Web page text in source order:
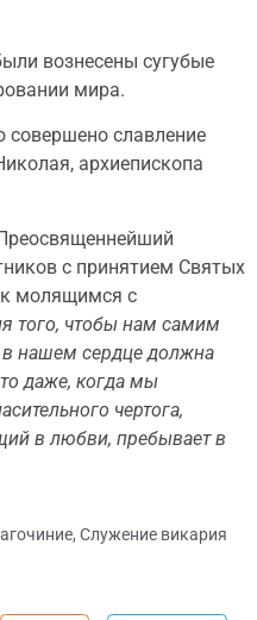
вознесены сугубые
мира.
славление
архиепископа
с принятием Святых
к молящимся с
того, чтобы нам самим
в нашем сердце должна
даже, когда мы
чертога,
в любви, пребывает в
, Служение викария